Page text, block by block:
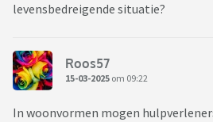
levensbedreigende situatie?
Roos57
15-03-2025 om 09:22
In woonvormen mogen